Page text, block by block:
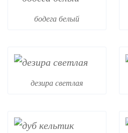
бодега белый
дезира светлая